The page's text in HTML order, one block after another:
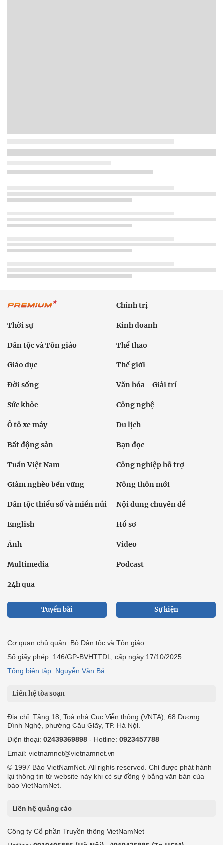
Chính trị
Thời sự Kinh doanh
Dân tộc và Tôn giáo Thể thao
Giáo dục Thế giới
Đời sống Văn hóa - Giải trí
Sức khỏe Công nghệ
Ô tô xe máy Du lịch
Bất động sản Bạn đọc
Tuần Việt Nam Công nghiệp hỗ trợ
Giảm nghèo bền vững Nông thôn mới
Dân tộc thiểu số và miền núi Nội dung chuyên đề
English Hồ sơ
Ảnh Video
Multimedia Podcast
24h qua
Tuyến bài Sự kiện
Cơ quan chủ quản: Bộ Dân tộc và Tôn giáo
Số giấy phép: 146/GP-BVHTTDL, cấp ngày 17/10/2025
Tổng biên tập: Nguyễn Văn Bá
Liên hệ tòa soạn
Địa chỉ: Tầng 18, Toà nhà Cục Viễn thông (VNTA), 68 Dương
Đình Nghệ, phường Cầu Giấy, TP. Hà Nội.
Điện thoại: 02439369898 - Hotline: 0923457788
Email: vietnamnet@vietnamnet.vn
© 1997 Báo VietNamNet. All rights reserved. Chỉ được phát hành
lại thông tin từ website này khi có sự đồng ý bằng văn bản của
báo VietNamNet.
Liên hệ quảng cáo
Công ty Cổ phần Truyền thông VietNamNet